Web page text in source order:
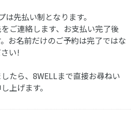
先払い制となります。
ご連絡します、お支払い完了後
お名前だけのご予約は完了ではな
い!
たら、8WELLまで直接お尋ねい
上げます。